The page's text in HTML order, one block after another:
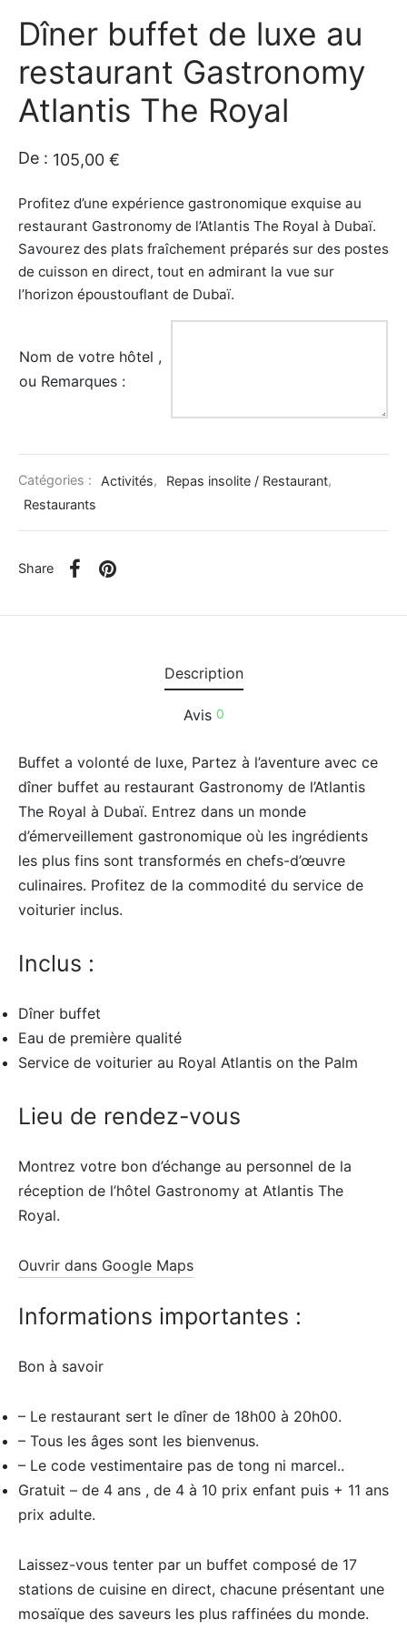
Dîner buffet de luxe au
restaurant Gastronomy
Atlantis The Royal
De : 105,00 €
Profitez d’une expérience gastronomique exquise au
restaurant Gastronomy de l’Atlantis The Royal à Dubaï.
Savourez des plats fraîchement préparés sur des postes
de cuisson en direct, tout en admirant la vue sur
l’horizon époustouflant de Dubaï.
Nom de votre hôtel ,
ou Remarques :
Catégories : Activités, Repas insolite / Restaurant,
Restaurants
Share
Description
Avis 0
Buffet a volonté de luxe, Partez à l’aventure avec ce
dîner buffet au restaurant Gastronomy de l’Atlantis
The Royal à Dubaï. Entrez dans un monde
d’émerveillement gastronomique où les ingrédients
les plus fins sont transformés en chefs-d’œuvre
culinaires. Profitez de la commodité du service de
voiturier inclus.
Inclus :
Dîner buffet
Eau de première qualité
Service de voiturier au Royal Atlantis on the Palm
Lieu de rendez-vous
Montrez votre bon d’échange au personnel de la
réception de l’hôtel Gastronomy at Atlantis The
Royal.
Ouvrir dans Google Maps
Informations importantes :
Bon à savoir
– Le restaurant sert le dîner de 18h00 à 20h00.
– Tous les âges sont les bienvenus.
– Le code vestimentaire pas de tong ni marcel..
Gratuit – de 4 ans , de 4 à 10 prix enfant puis + 11 ans
prix adulte.
Laissez-vous tenter par un buffet composé de 17
stations de cuisine en direct, chacune présentant une
mosaïque des saveurs les plus raffinées du monde.
amis
de Bateaux
Piscine/île
insolite
/ Robes
et Cadeaux